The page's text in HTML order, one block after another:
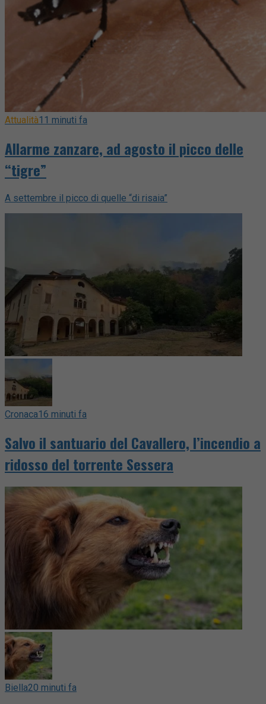
Attualità11 minuti fa
Allarme zanzare, ad agosto il picco delle
“tigre”
A settembre il picco di quelle “di risaia”
Cronaca16 minuti fa
Salvo il santuario del Cavallero, l’incendio a
ridosso del torrente Sessera
Biella20 minuti fa